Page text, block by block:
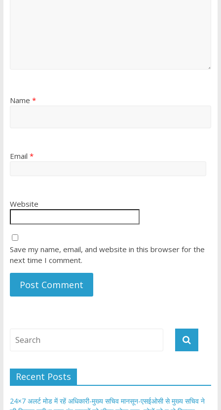
Name *
Email *
Website
Save my name, email, and website in this browser for the
next time I comment.
Recent Posts
24×7 अलर्ट मोड में रहें अधिकारी-मुख्य सचिव मानसून-एसईओसी से मुख्य सचिव ने